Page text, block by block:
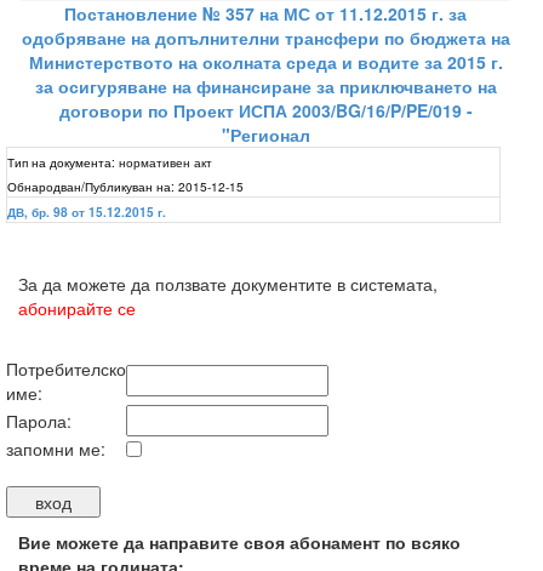
Постановление № 357 на МС от 11.12.2015 г. за
одобряване на допълнителни трансфери по бюджета на
Министерството на околната среда и водите за 2015 г.
за осигуряване на финансиране за приключването на
договори по Проект ИСПА 2003/BG/16/P/PE/019 -
"Регионал
Тип на документа: нормативен акт
Обнародван/Публикуван на: 2015-12-15
ДВ, бр. 98 от 15.12.2015 г.
За да можете да ползвате документите в системата,
абонирайте се
Потребителско
име:
Парола:
запомни ме:
Вие можете да направите своя абонамент по всяко
време на годината: